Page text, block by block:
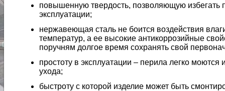
повышенную твердость, позволяющую избегать
эксплуатации;
нержавеющая сталь не боится воздействия
температур, а ее высокие антикоррозийные
поручням долгое время сохранять свой
простоту в эксплуатации – перила легко моются
ухода;
быстроту с которой изделие может быть